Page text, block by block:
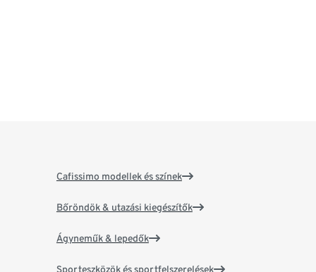
Cafissimo modellek és színek
Bőröndök & utazási kiegészítők
Ágyneműk & lepedők
Sporteszközök és sportfelszerelések